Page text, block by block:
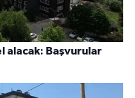
alacak: Başvurular